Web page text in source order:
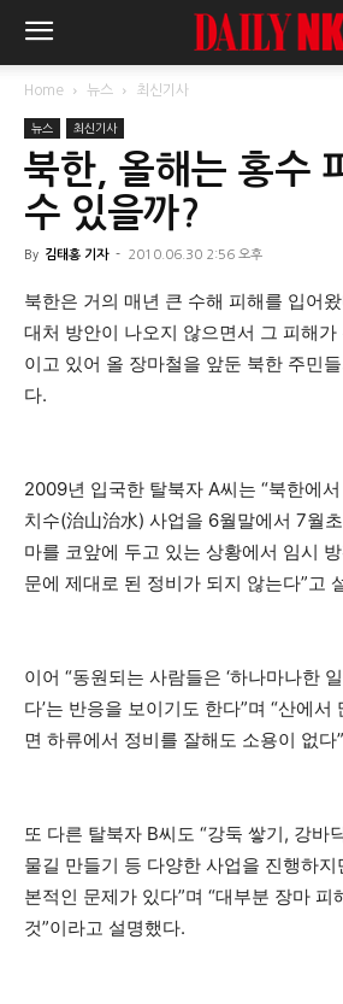
Home 뉴스 최신기사
뉴스 최신기사
북한, 올해는 홍수
수 있을까?
By 김태홍 기자 - 2010.06.30 2:56 오후
북한은 거의 매년 큰 수해 피해를 입어
대처 방안이 나오지 않으면서 그 피해
이고 있어 올 장마철을 앞둔 북한 주민
다.
2009년 입국한 탈북자 A씨는 “북한에
치수(治山治水) 사업을 6월말에서 7월
마를 코앞에 두고 있는 상황에서 임시
문에 제대로 된 정비가 되지 않는다”고
이어 “동원되는 사람들은 ‘하나마나한
다’는 반응을 보이기도 한다”며 “산에
면 하류에서 정비를 잘해도 소용이 없다
또 다른 탈북자 B씨도 “강둑 쌓기, 강바
물길 만들기 등 다양한 사업을 진행하
본적인 문제가 있다”며 “대부분 장마 피
것”이라고 설명했다.